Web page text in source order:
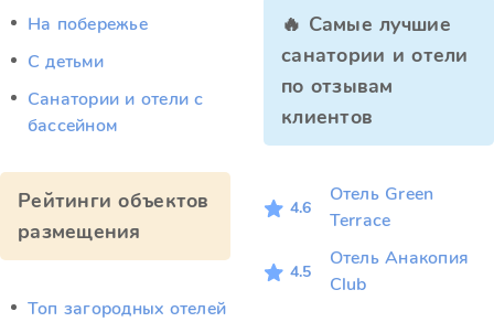
На побережье
С детьми
Санатории и отели с
бассейном
Рейтинги объектов
размещения
Топ загородных отелей
🔥 Самые лучшие
санатории и отели
по отзывам
клиентов
4.6
Отель Green
Terrace
4.5
Отель Анакопия
Club